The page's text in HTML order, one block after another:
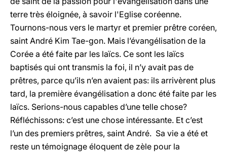
terre très éloignée, à savoir l'Eglise coréenne.
Tournons-nous vers le martyr et premier prêtre coréen,
saint André Kim Tae-gon. Mais l’évangélisation de la
Corée a été faite par les laïcs. Ce sont les laïcs
baptisés qui ont transmis la foi, il n’y avait pas de
prêtres, parce qu’ils n’en avaient pas: ils arrivèrent plus
tard, la première évangélisation a donc été faite par les
laïcs. Serions-nous capables d’une telle chose?
Réfléchissons: c’est une chose intéressante. Et c’est
l’un des premiers prêtres, saint André. Sa vie a été et
reste un témoignage éloquent de zèle pour la